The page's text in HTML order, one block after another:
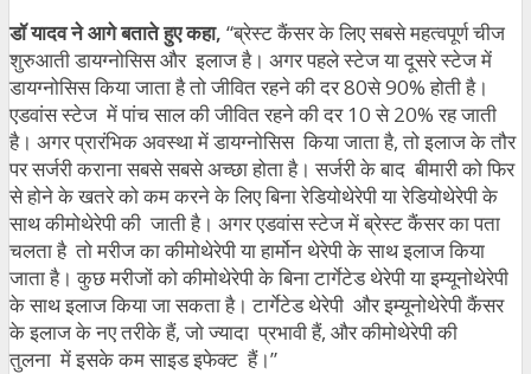
डॉ यादव ने आगे बताते हुए कहा, “ब्रेस्ट कैंसर के लिए सबसे महत्वपूर्ण चीज
शुरुआती डायग्नोसिस और इलाज है। अगर पहले स्टेज या दूसरे स्टेज में
डायग्नोसिस किया जाता है तो जीवित रहने की दर 80से 90% होती है।
एडवांस स्टेज में पांच साल की जीवित रहने की दर 10 से 20% रह जाती
है। अगर प्रारंभिक अवस्था में डायग्नोसिस किया जाता है, तो इलाज के तौर
पर सर्जरी कराना सबसे सबसे अच्छा होता है। सर्जरी के बाद बीमारी को फिर
से होने के खतरे को कम करने के लिए बिना रेडियोथेरेपी या रेडियोथेरेपी के
साथ कीमोथेरेपी की जाती है। अगर एडवांस स्टेज में ब्रेस्ट कैंसर का पता
चलता है तो मरीज का कीमोथेरेपी या हार्मोन थेरेपी के साथ इलाज किया
जाता है। कुछ मरीजों को कीमोथेरेपी के बिना टार्गेटेड थेरेपी या इम्यूनोथेरेपी
के साथ इलाज किया जा सकता है। टार्गेटेड थेरेपी और इम्यूनोथेरेपी कैंसर
के इलाज के नए तरीके हैं, जो ज्यादा प्रभावी हैं, और कीमोथेरेपी की
तुलना में इसके कम साइड इफेक्ट हैं।”